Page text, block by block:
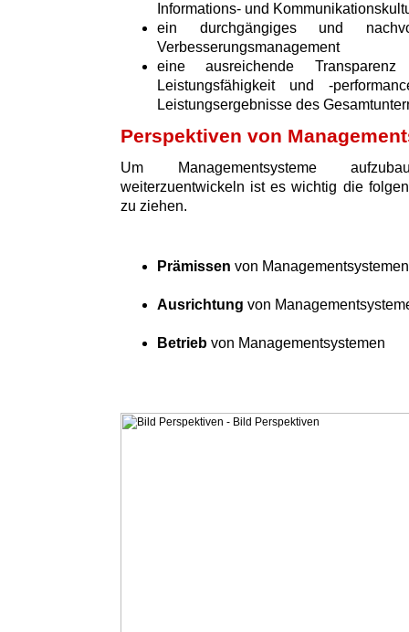
Informations- und
ein durchgängiges und
Verbesserungsmanagement
eine ausreichende
Leistungsfähigkeit und -
Leistungsergebnisse des
Perspektiven von
Um Managementsysteme
weiterzuentwickeln ist es wichtig die
zu ziehen.
Prämissen von Managementsystemen
Ausrichtung von
Betrieb von Managementsystemen